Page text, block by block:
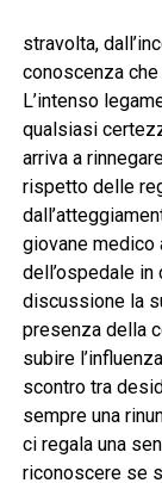
stravolta,
conoscenza
L’intenso
qualsiasi
arriva a
rispetto delle
giovane medico
dell’ospedale in
discussione la
presenza della
subire
scontro tra
sempre una
ci regala una
riconoscere se